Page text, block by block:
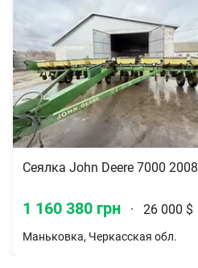
Сеялка John Deere 7000 2008
1 160 380 грн · 26 000 $
Маньковка, Черкасская обл.